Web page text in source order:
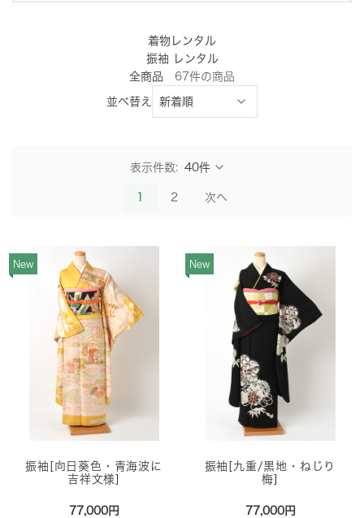
着物レンタル
振袖 レンタル
全商品 67件の商品
並べ替え
表示件数:
2 次へ
New
振袖[向日葵色・青海波に
吉祥文様]
77,000円
New
振袖[九重/黒地・ねじり
梅]
77,000円